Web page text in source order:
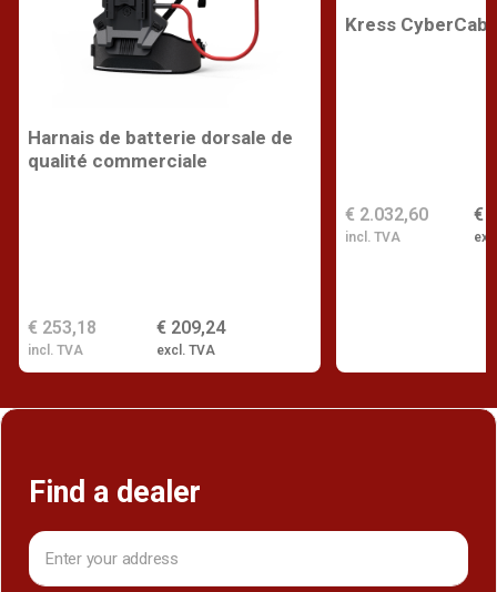
Harnais de batterie dorsale de
qualité commerciale
€ 209,24
excl. TVA
€ 253,18
incl. TVA
Kress
€
€ 2.032,60
incl. TVA
Find a dealer